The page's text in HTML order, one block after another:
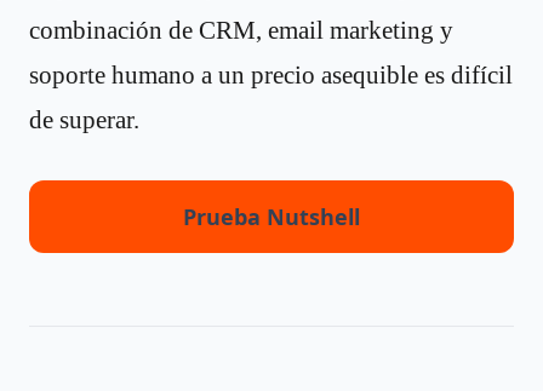
combinación de CRM, email marketing y
soporte humano a un precio asequible es difícil
de superar.
Prueba Nutshell